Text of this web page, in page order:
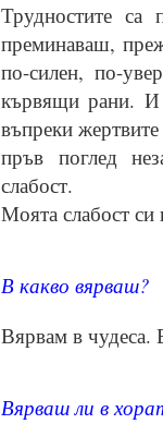
Трудностите са
преминаваш,
по-силен, по-
кървящи рани.
въпреки
пръв поглед
слабост.
Моята слабост
В какво вярваш?
Вярвам в чудеса.
Вярваш ли в